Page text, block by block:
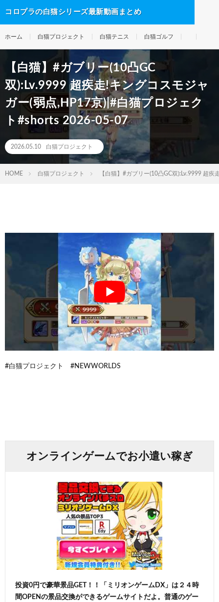
コロプラの白猫シリーズ最新動画まとめ
ホーム 白猫プロジェクト 白猫テニス 白猫ゴルフ
【白猫】#ガブリー(10凸GC
双):Lv.9999 超疾走!キングコスモジャ
ガー(弱点,HP17京)|#白猫プロジェク
ト#shorts 2026-05-07
2026.05.10 白猫プロジェクト
HOME 白猫プロジェクト 【白猫】#ガブリー(10凸GC双):Lv.9999 超
#白猫プロジェクト #NEWWORLDS
オンラインゲームでお小遣い稼ぎ
投資0円で豪華景品GET！！「ミリオンゲームDX」は２４時
間OPENの景品交換ができるゲームサイトだよ。普通のゲー